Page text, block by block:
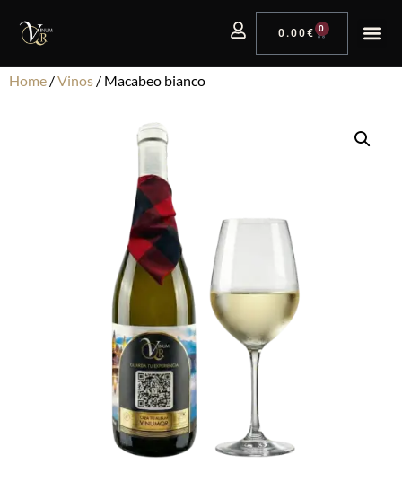
0.00€ 0
Home /Vinos / Macabeo bianco